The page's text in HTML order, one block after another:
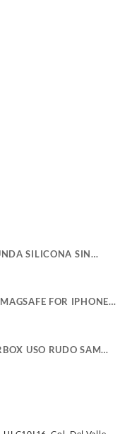
SILICONA SIN
FOR IPHONE
USO RUDO SAM